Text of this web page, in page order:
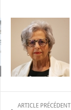
ARTICLE PRÉCÉDENT